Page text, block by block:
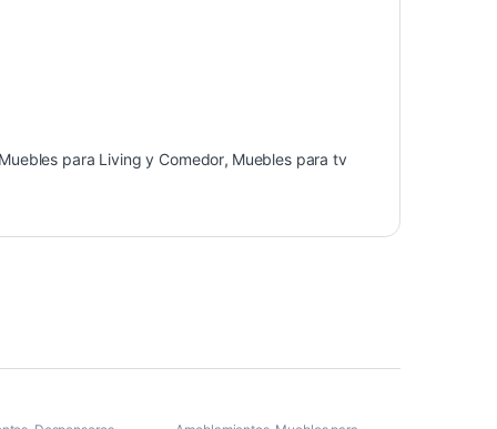
Muebles para Living y Comedor, Muebles para tv